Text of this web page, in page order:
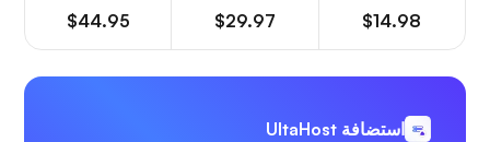
$14.98
$29.97
$44.95
استضافة UltaHost